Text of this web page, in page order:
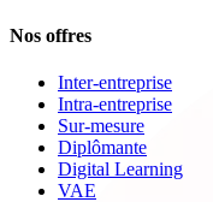
Nos offres
Inter-entreprise
Intra-entreprise
Sur-mesure
Diplômante
Digital Learning
VAE